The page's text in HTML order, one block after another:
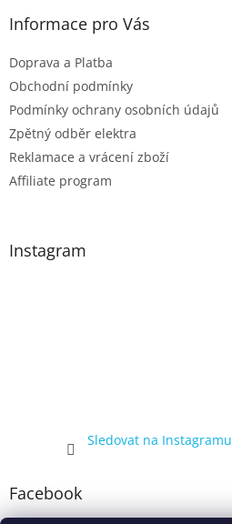
Informace pro Vás
Doprava a Platba
Obchodní podmínky
Podmínky ochrany osobních údajů
Zpětný odběr elektra
Reklamace a vrácení zboží
Affiliate program
Instagram
Sledovat na Instagramu
Facebook